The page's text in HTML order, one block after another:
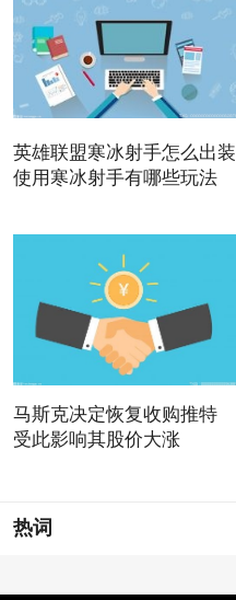
英雄联盟寒冰射手怎么出装
使用寒冰射手有哪些玩法
马斯克决定恢复收购推特
受此影响其股价大涨
热词